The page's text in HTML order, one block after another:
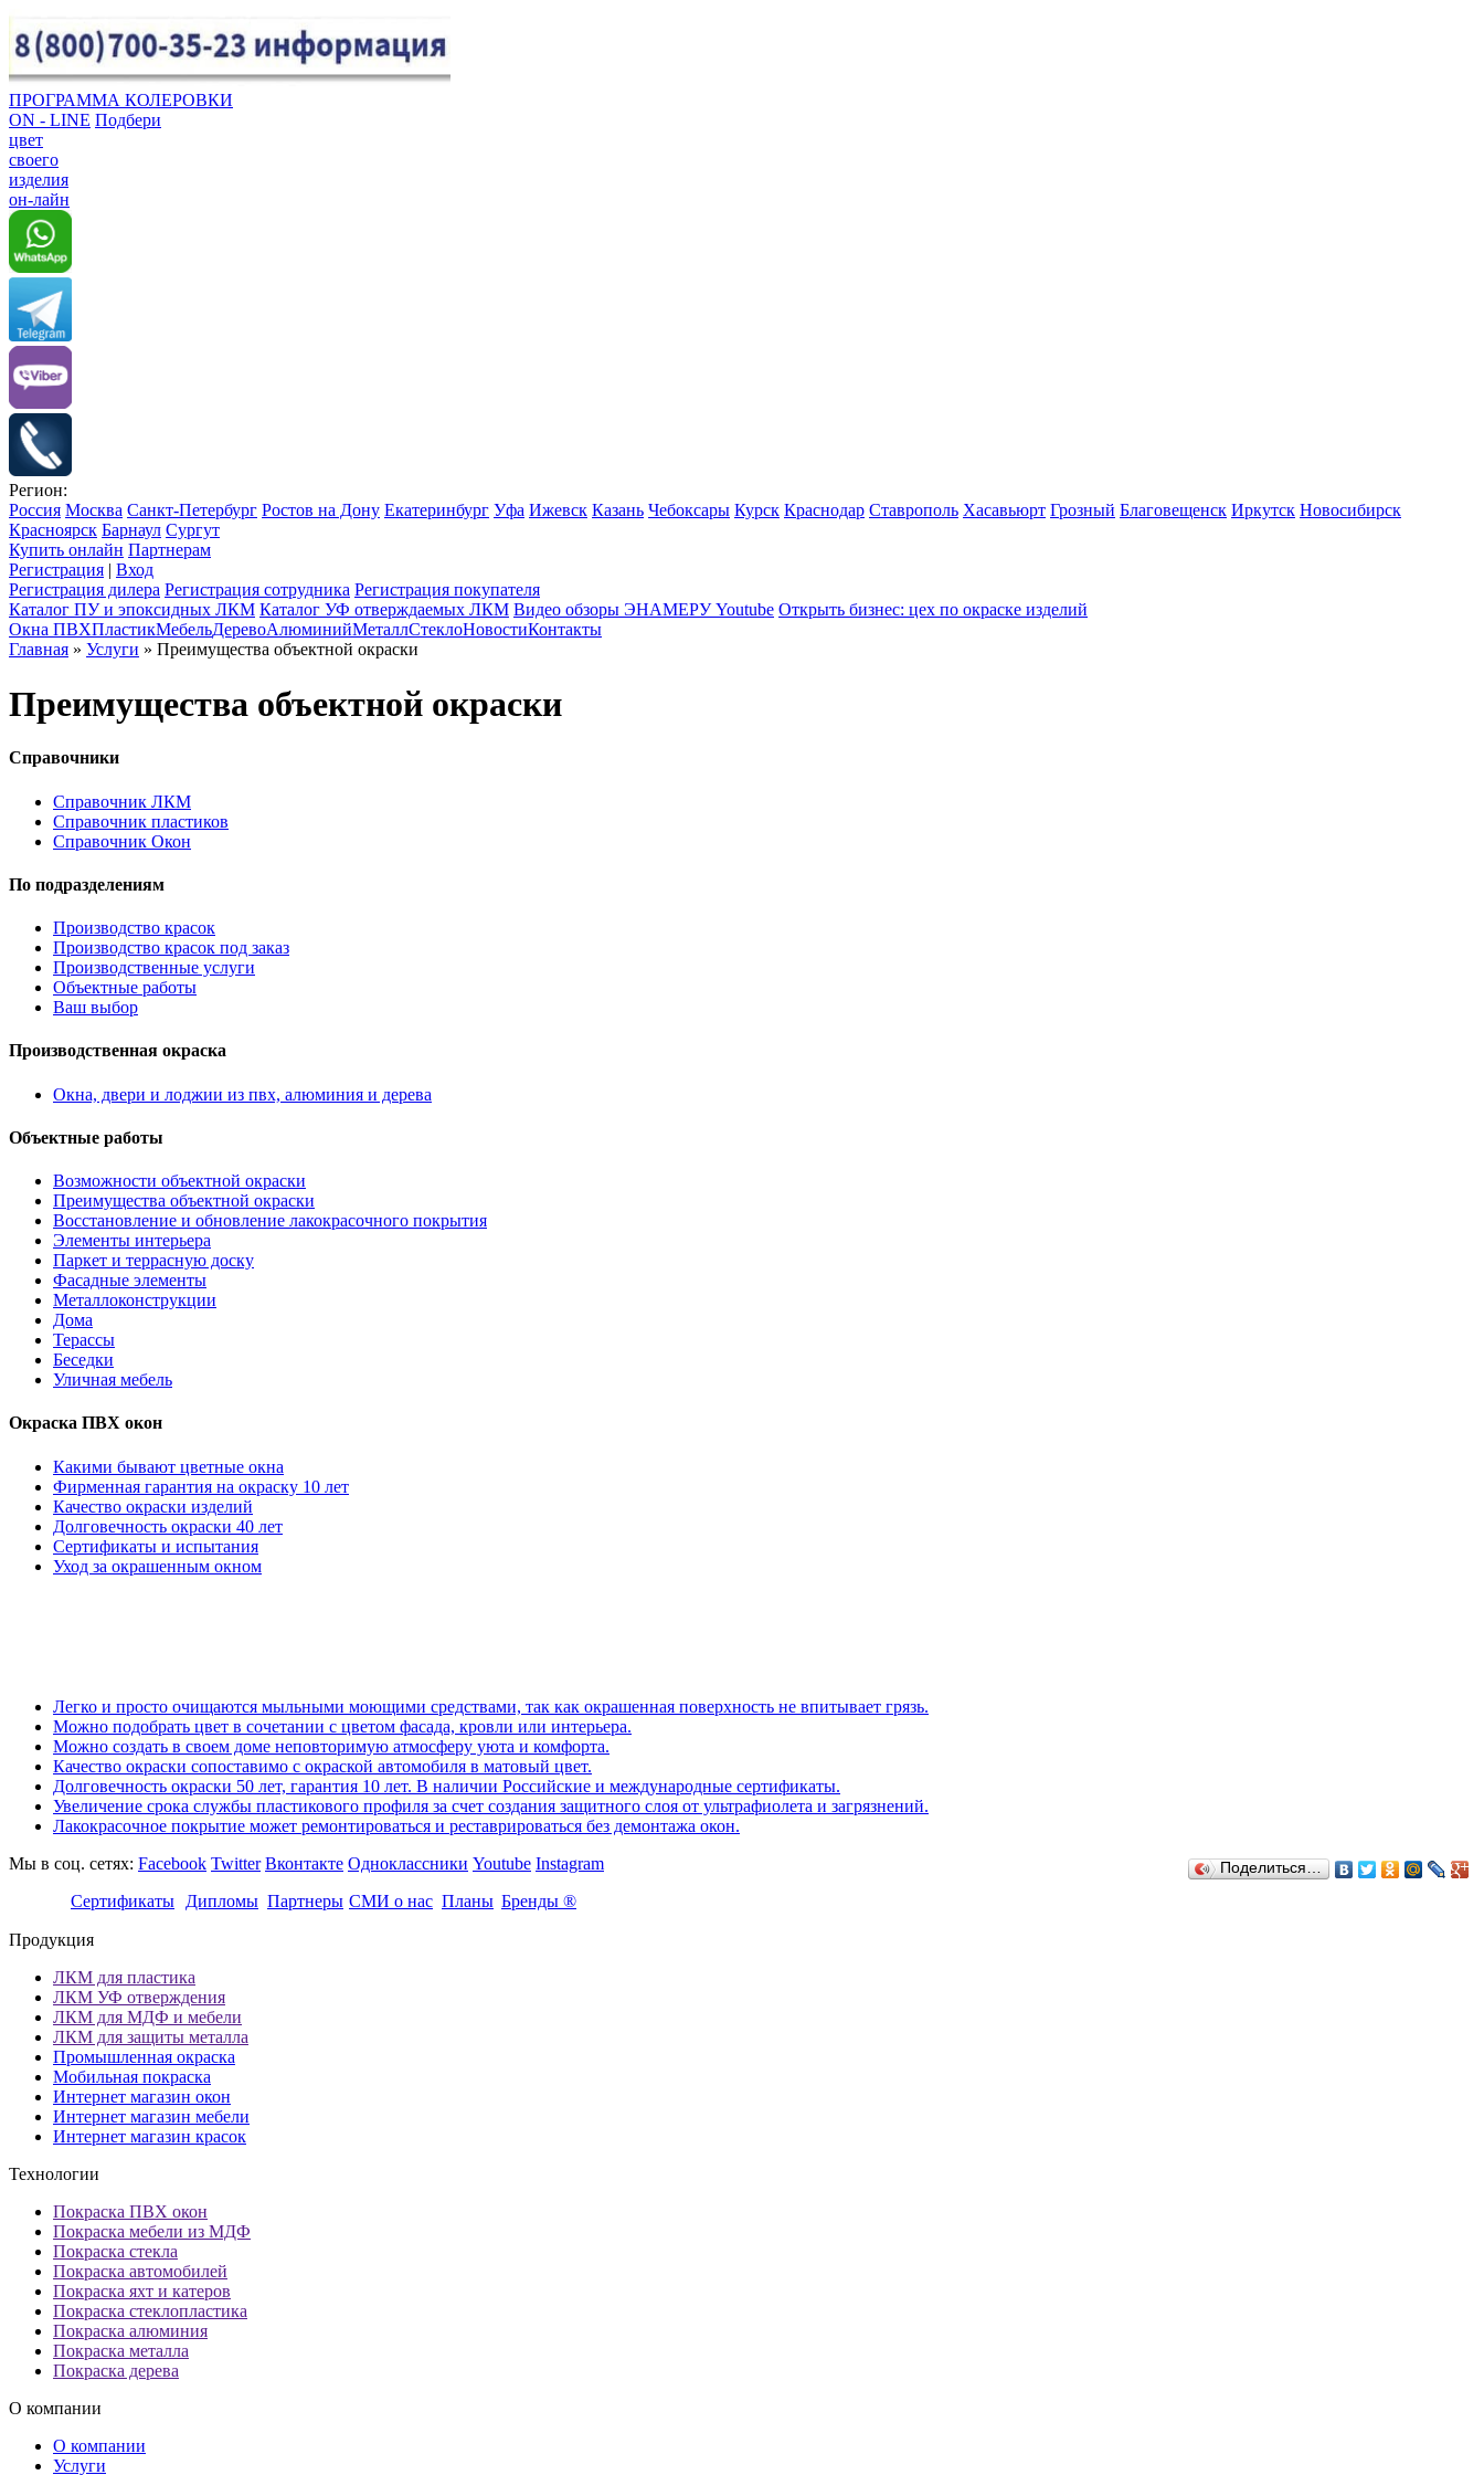
ПРОГРАММА КОЛЕРОВКИ
ON - LINE Подбери
цвет
своего
изделия
он-лайн
Регион:
Россия Москва Санкт-Петербург Ростов на Дону Екатеринбург Уфа Ижевск Казань Чебоксары Курск Краснодар Ставрополь Хасавьюрт Грозный Благовещенск Иркутск Новосибирск
Красноярск Барнаул Сургут
Купить онлайн Партнерам
Регистрация | Вход
Регистрация дилера Регистрация сотрудника Регистрация покупателя
Каталог ПУ и эпоксидных ЛКМ Каталог УФ отверждаемых ЛКМ Видео обзоры ЭНАМЕРУ Youtube Открыть бизнес: цех по окраске изделий
Окна ПВХПластикМебельДеревоАлюминийМеталлСтеклоНовостиКонтакты
Главная » Услуги » Преимущества объектной окраски
Преимущества объектной окраски
Справочники
Справочник ЛКМ
Справочник пластиков
Справочник Окон
По подразделениям
Производство красок
Производство красок под заказ
Производственные услуги
Объектные работы
Ваш выбор
Производственная окраска
Окна, двери и лоджии из пвх, алюминия и дерева
Объектные работы
Возможности объектной окраски
Преимущества объектной окраски
Восстановление и обновление лакокрасочного покрытия
Элементы интерьера
Паркет и террасную доску
Фасадные элементы
Металлоконструкции
Дома
Терассы
Беседки
Уличная мебель
Окраска ПВХ окон
Какими бывают цветные окна
Фирменная гарантия на окраску 10 лет
Качество окраски изделий
Долговечность окраски 40 лет
Сертификаты и испытания
Уход за окрашенным окном
Легко и просто очищаются мыльными моющими средствами, так как окрашенная поверхность не впитывает грязь.
Можно подобрать цвет в сочетании с цветом фасада, кровли или интерьера.
Можно создать в своем доме неповторимую атмосферу уюта и комфорта.
Качество окраски сопоставимо с окраской автомобиля в матовый цвет.
Долговечность окраски 50 лет, гарантия 10 лет. В наличии Российские и международные сертификаты.
Увеличение срока службы пластикового профиля за счет создания защитного слоя от ультрафиолета и загрязнений.
Лакокрасочное покрытие может ремонтироваться и реставрироваться без демонтажа окон.
Поделиться…
Мы в соц. сетях: Facebook Twitter Вконтакте Одноклассники Youtube Instagram
Сертификаты
Дипломы Партнеры СМИ о нас Планы Бренды ®
Продукция
ЛКМ для пластика
ЛКМ УФ отверждения
ЛКМ для МДФ и мебели
ЛКМ для защиты металла
Промышленная окраска
Мобильная покраска
Интернет магазин окон
Интернет магазин мебели
Интернет магазин красок
Технологии
Покраска ПВХ окон
Покраска мебели из МДФ
Покраска стекла
Покраска автомобилей
Покраска яхт и катеров
Покраска стеклопластика
Покраска алюминия
Покраска металла
Покраска дерева
О компании
О компании
Услуги